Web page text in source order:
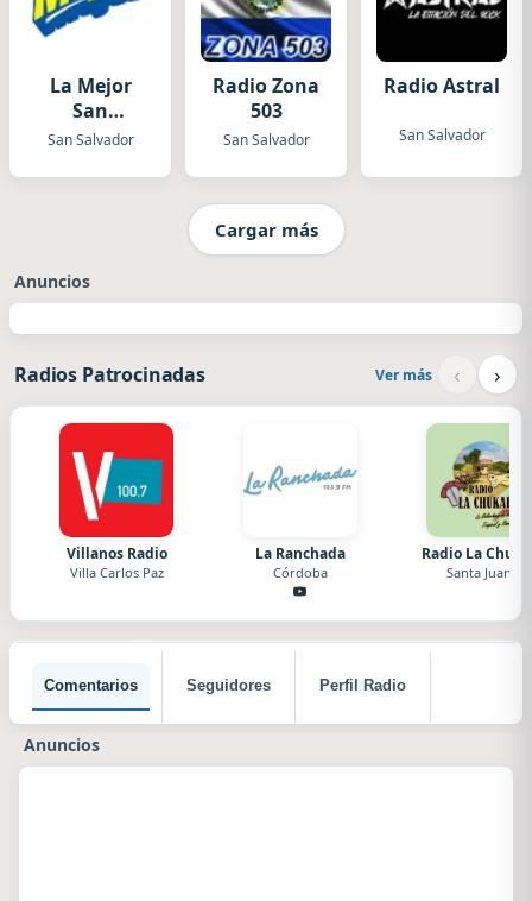
La Mejor
San
Salvador
San Salvador
Radio Zona
503
San Salvador
Radio Astral
San Salvador
Cargar más
Anuncios
Radios Patrocinadas Ver más ‹ ›
Villanos Radio
Villa Carlos Paz
La Ranchada
Córdoba
Radio La
Santa Juana
Comentarios Seguidores Perfil Radio
Anuncios